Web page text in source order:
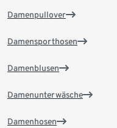
Damenpullover
Damensporthosen
Damenblusen
Damenunterwäsche
Damenhosen